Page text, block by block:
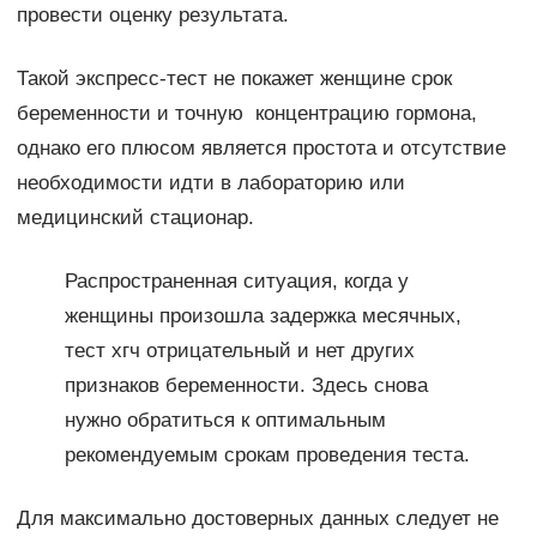
провести оценку результата.
Такой экспресс-тест не покажет женщине срок
беременности и точную концентрацию гормона,
однако его плюсом является простота и отсутствие
необходимости идти в лабораторию или
медицинский стационар.
Распространенная ситуация, когда у
женщины произошла задержка месячных,
тест хгч отрицательный и нет других
признаков беременности. Здесь снова
нужно обратиться к оптимальным
рекомендуемым срокам проведения теста.
Для максимально достоверных данных следует не